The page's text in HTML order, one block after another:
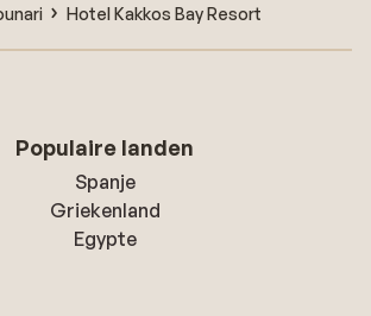
Hotel Kakkos Bay Resort
Populaire landen
Spanje
Griekenland
Egypte